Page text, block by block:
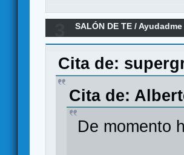
SALÓN DE TE /
Re:Económico con
Cita de:
Cita de:
De momento